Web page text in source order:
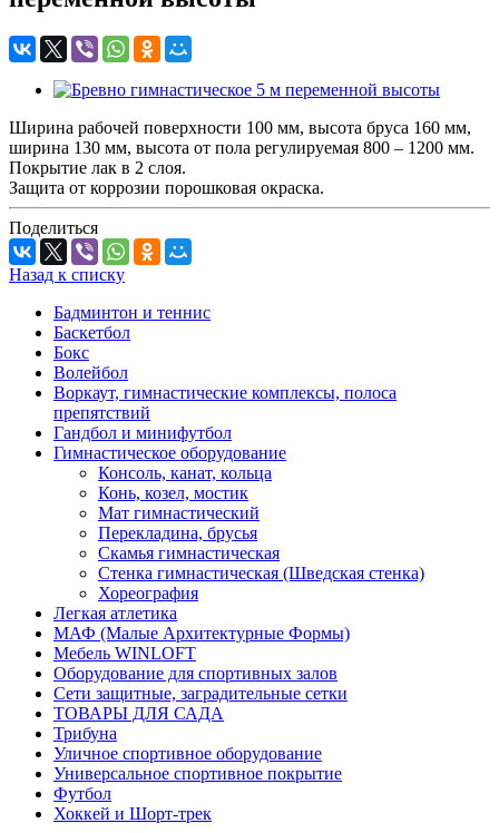
Ширина рабочей поверхности 100 мм, высота бруса 160 мм,
ширина 130 мм, высота от пола регулируемая 800 – 1200 мм.
Покрытие лак в 2 слоя.
Защита от коррозии порошковая окраска.
Поделиться
Назад к списку
Бадминтон и теннис
Баскетбол
Бокс
Волейбол
Воркаут, гимнастические комплексы, полоса
препятствий
Гандбол и минифутбол
Гимнастическое оборудование
Консоль, канат, кольца
Конь, козел, мостик
Мат гимнастический
Перекладина, брусья
Скамья гимнастическая
Стенка гимнастическая (Шведская стенка)
Хореография
Легкая атлетика
МАФ (Малые Архитектурные Формы)
Мебель WINLOFT
Оборудование для спортивных залов
Сети защитные, заградительные сетки
ТОВАРЫ ДЛЯ САДА
Трибуна
Уличное спортивное оборудование
Универсальное спортивное покрытие
Футбол
Хоккей и Шорт-трек